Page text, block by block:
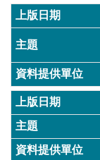
隱
私
權
政
策
政
府
網
站
資